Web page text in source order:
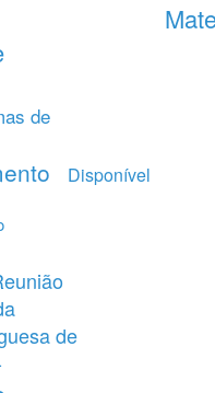
de
Disponível
de